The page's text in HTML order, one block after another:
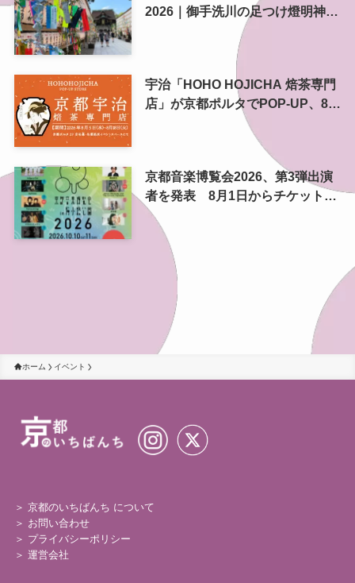
2026｜御手洗川の足つけ燈明神事
宇治「HOHO HOJICHA 焙茶専門
店」が京都ポルタでPOP-UP、8月
京都音楽博覧会2026、第3弾出演
者を発表 8月1日からチケット2
次プレオーダー開始 梅小路公園
で10月開催
ホーム イベント
＞ 京都のいちばんち について
＞ お問い合わせ
＞ プライバシーポリシー
＞ 運営会社